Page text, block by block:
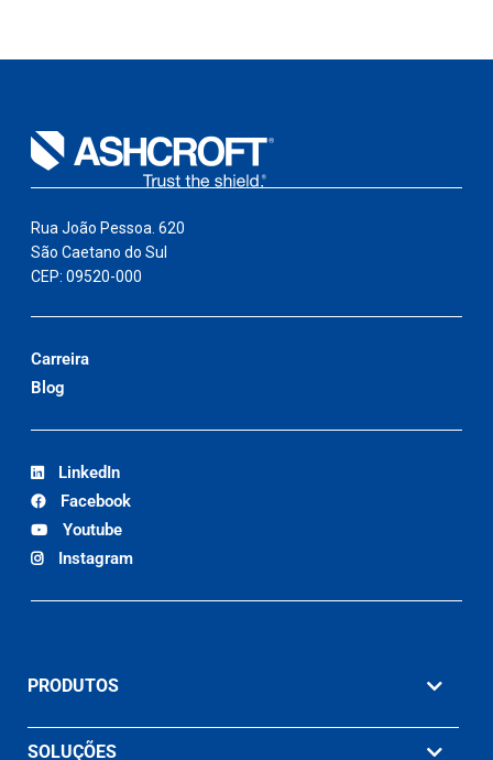
Rua João Pessoa. 620
São Caetano do Sul
CEP: 09520-000
Carreira
Blog
LinkedIn
Facebook
Youtube
Instagram
PRODUTOS
SOLUÇÕES